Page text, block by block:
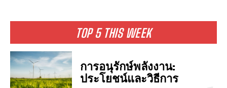
TOP 5 THIS WEEK
การอนุรักษ์พลังงาน:
ประโยชน์และวิธีการ